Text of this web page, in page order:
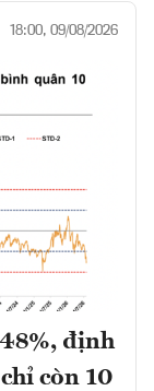
18:00, 09/08/2026
định
còn 10